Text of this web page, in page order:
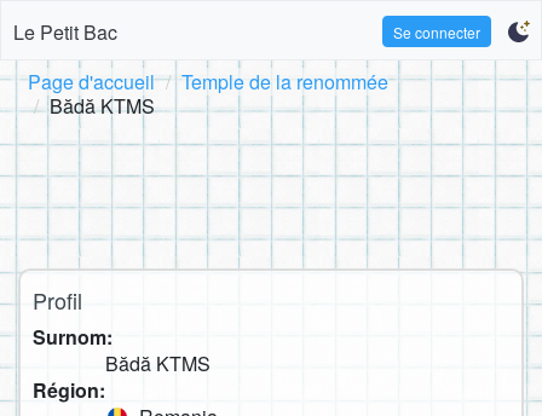
Le Petit Bac Se connecter
Page d'accueil
Temple de la renommée
Bădă KTMS
Profil
Surnom:
Bădă KTMS
Région: